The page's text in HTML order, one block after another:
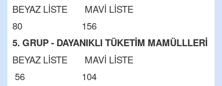
BEYAZ LİSTE MAVİ LİSTE
80 156
5. GRUP - DAYANIKLI TÜKETİM MAMÜLLLERİ
BEYAZ LİSTE MAVİ LİSTE
56 104